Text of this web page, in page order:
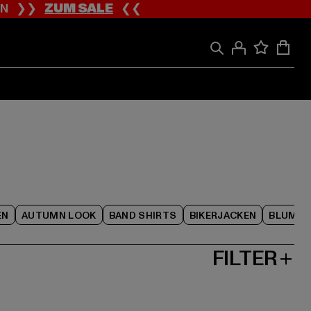
❯❯ZUM SALE❮❮
AUTUMN LOOK BAND SHIRTS BIKERJACKEN
FILTER